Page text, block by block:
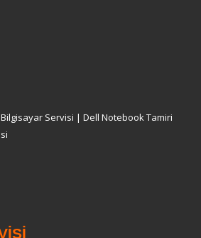
Servisi | Dell Notebook Tamiri